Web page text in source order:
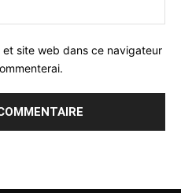
et site web dans ce navigateur